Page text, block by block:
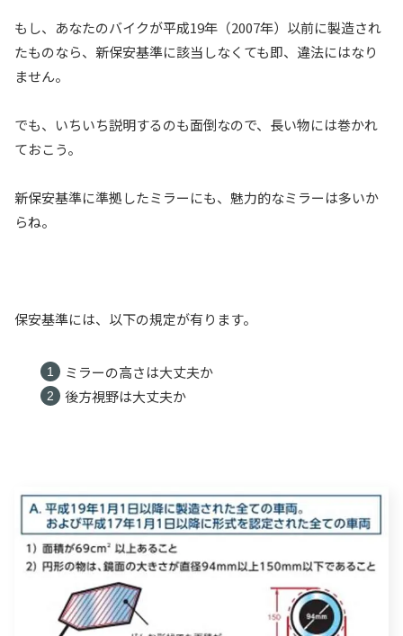
もし、あなたのバイクが平成19年（2007年）以前に製造され
たものなら、新保安基準に該当しなくても即、違法にはなり
ません。
でも、いちいち説明するのも面倒なので、長い物には巻かれ
ておこう。
新保安基準に準拠したミラーにも、魅力的なミラーは多いか
らね。
保安基準には、以下の規定が有ります。
ミラーの高さは大丈夫か
後方視野は大丈夫か